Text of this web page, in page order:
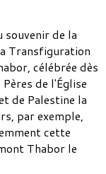
souvenir de la
Transfiguration
célébrée dès
de l'Église
de Palestine la
par exemple,
cette
Thabor le